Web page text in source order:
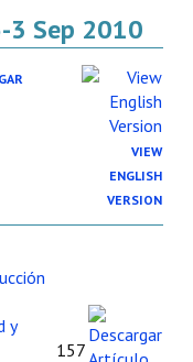
3 Sep 2010
VIEW
ENGLISH
VERSION
y
157